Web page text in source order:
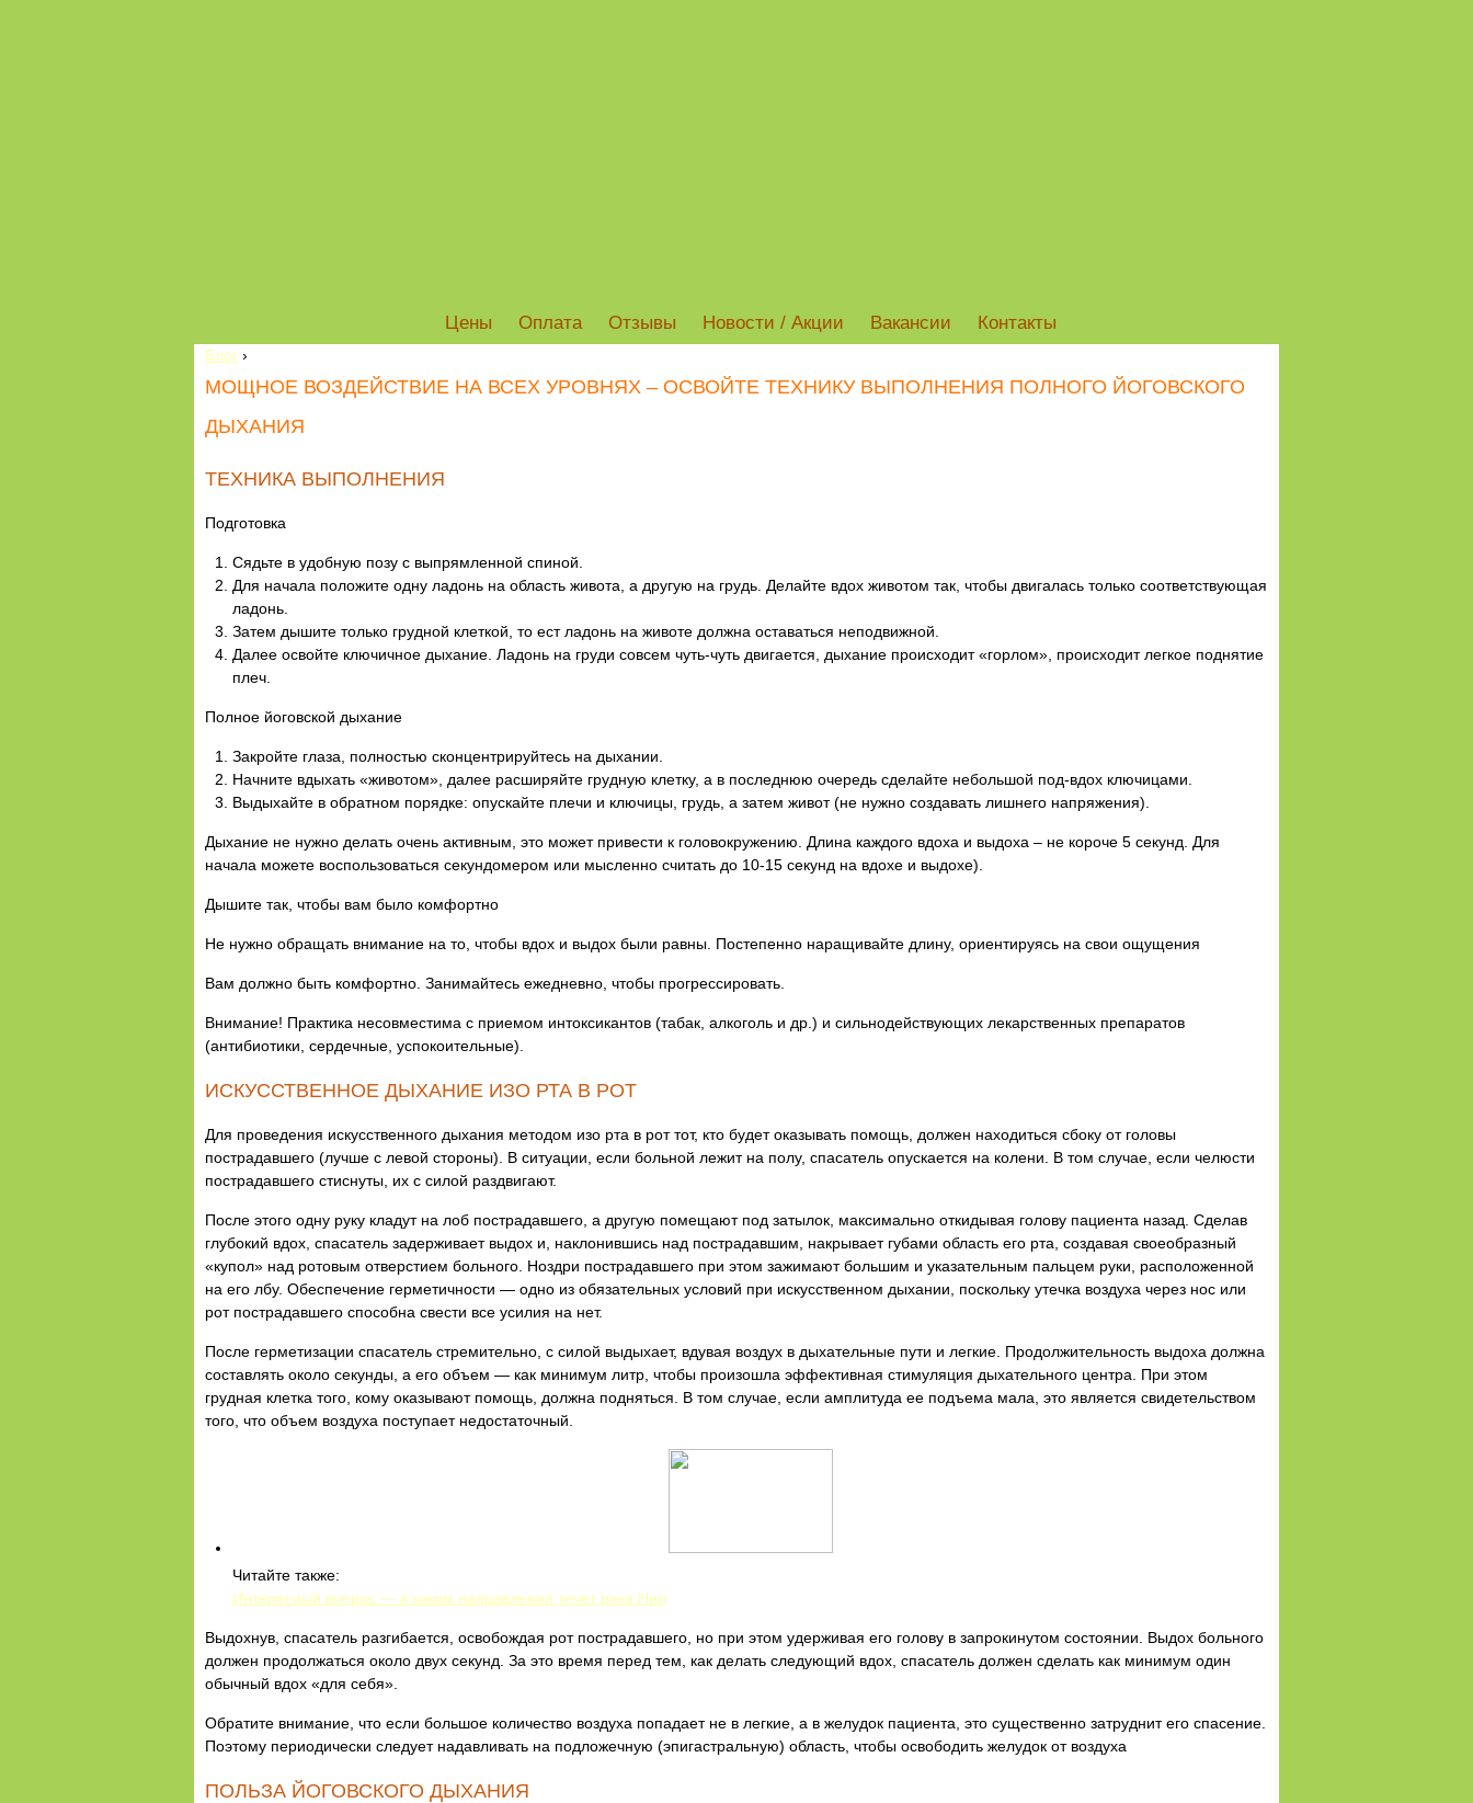
Цены Оплата Отзывы Новости / Акции Вакансии Контакты
Блог ›
МОЩНОЕ ВОЗДЕЙСТВИЕ НА ВСЕХ УРОВНЯХ – ОСВОЙТЕ ТЕХНИКУ ВЫПОЛНЕНИЯ ПОЛНОГО ЙОГОВСКОГО
ДЫХАНИЯ
ТЕХНИКА ВЫПОЛНЕНИЯ
Подготовка
Сядьте в удобную позу с выпрямленной спиной.
Для начала положите одну ладонь на область живота, а другую на грудь. Делайте вдох животом так, чтобы двигалась только соответствующая
ладонь.
Затем дышите только грудной клеткой, то ест ладонь на животе должна оставаться неподвижной.
Далее освойте ключичное дыхание. Ладонь на груди совсем чуть-чуть двигается, дыхание происходит «горлом», происходит легкое поднятие
плеч.
Полное йоговской дыхание
Закройте глаза, полностью сконцентрируйтесь на дыхании.
Начните вдыхать «животом», далее расширяйте грудную клетку, а в последнюю очередь сделайте небольшой под-вдох ключицами.
Выдыхайте в обратном порядке: опускайте плечи и ключицы, грудь, а затем живот (не нужно создавать лишнего напряжения).
Дыхание не нужно делать очень активным, это может привести к головокружению. Длина каждого вдоха и выдоха – не короче 5 секунд. Для
начала можете воспользоваться секундомером или мысленно считать до 10-15 секунд на вдохе и выдохе).
Дышите так, чтобы вам было комфортно
Не нужно обращать внимание на то, чтобы вдох и выдох были равны. Постепенно наращивайте длину, ориентируясь на свои ощущения
Вам должно быть комфортно. Занимайтесь ежедневно, чтобы прогрессировать.
Внимание! Практика несовместима с приемом интоксикантов (табак, алкоголь и др.) и сильнодействующих лекарственных препаратов
(антибиотики, сердечные, успокоительные).
ИСКУССТВЕННОЕ ДЫХАНИЕ ИЗО РТА В РОТ
Для проведения искусственного дыхания методом изо рта в рот тот, кто будет оказывать помощь, должен находиться сбоку от головы
пострадавшего (лучше с левой стороны). В ситуации, если больной лежит на полу, спасатель опускается на колени. В том случае, если челюсти
пострадавшего стиснуты, их с силой раздвигают.
После этого одну руку кладут на лоб пострадавшего, а другую помещают под затылок, максимально откидывая голову пациента назад. Сделав
глубокий вдох, спасатель задерживает выдох и, наклонившись над пострадавшим, накрывает губами область его рта, создавая своеобразный
«купол» над ротовым отверстием больного. Ноздри пострадавшего при этом зажимают большим и указательным пальцем руки, расположенной
на его лбу. Обеспечение герметичности — одно из обязательных условий при искусственном дыхании, поскольку утечка воздуха через нос или
рот пострадавшего способна свести все усилия на нет.
После герметизации спасатель стремительно, с силой выдыхает, вдувая воздух в дыхательные пути и легкие. Продолжительность выдоха должна
составлять около секунды, а его объем — как минимум литр, чтобы произошла эффективная стимуляция дыхательного центра. При этом
грудная клетка того, кому оказывают помощь, должна подняться. В том случае, если амплитуда ее подъема мала, это является свидетельством
того, что объем воздуха поступает недостаточный.
Читайте также:
Интересный вопрос — в каком направлении течет река Нил
Выдохнув, спасатель разгибается, освобождая рот пострадавшего, но при этом удерживая его голову в запрокинутом состоянии. Выдох больного
должен продолжаться около двух секунд. За это время перед тем, как делать следующий вдох, спасатель должен сделать как минимум один
обычный вдох «для себя».
Обратите внимание, что если большое количество воздуха попадает не в легкие, а в желудок пациента, это существенно затруднит его спасение.
Поэтому периодически следует надавливать на подложечную (эпигастральную) область, чтобы освободить желудок от воздуха
ПОЛЬЗА ЙОГОВСКОГО ДЫХАНИЯ